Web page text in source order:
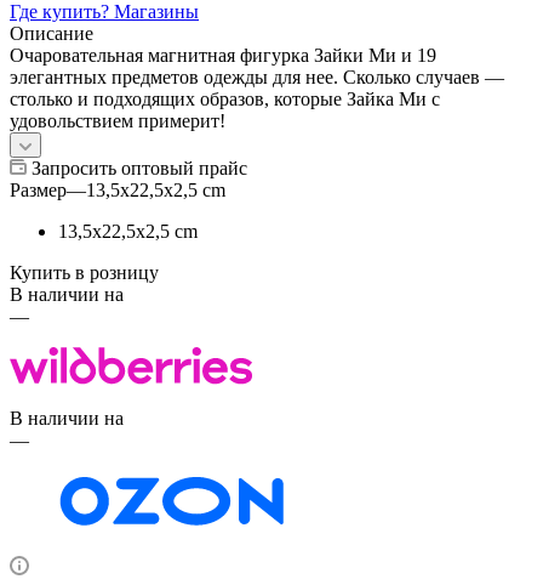
Где купить? Магазины
Описание
Очаровательная магнитная фигурка Зайки Ми и 19
элегантных предметов одежды для нее. Сколько случаев —
столько и подходящих образов, которые Зайка Ми с
удовольствием примерит!
Запросить оптовый прайс
Размер—13,5х22,5х2,5 cm
13,5х22,5х2,5 cm
Купить в розницу
В наличии на
—
В наличии на
—